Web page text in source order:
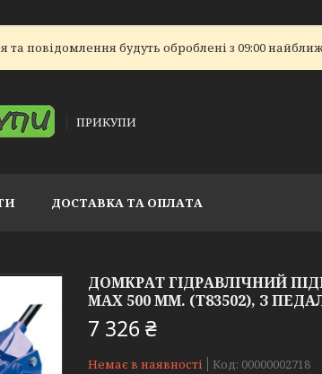
повідомлення будуть оброблені з 09:00
ПРИКУПИ
ДОСТАВКА ТА ОПЛАТА
ДОМКРАТ ГІДРАВЛІЧНИЙ
MAX 500 ММ. (Т83502), З
7 326 ₴
Немає в наявності Код: 00000002718